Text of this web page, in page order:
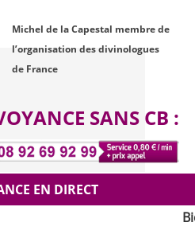
Michel de la Capestal membre de
l’organisation des divinologues
de France
SANS CB :
EN DIRECT